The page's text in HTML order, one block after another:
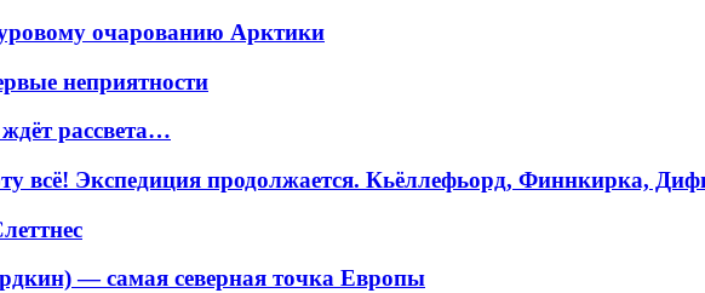
очарованию Арктики
неприятности
рассвета…
всё! Экспедиция продолжается. Кьёллефьорд, Финнкирка,
— самая северная точка Европы